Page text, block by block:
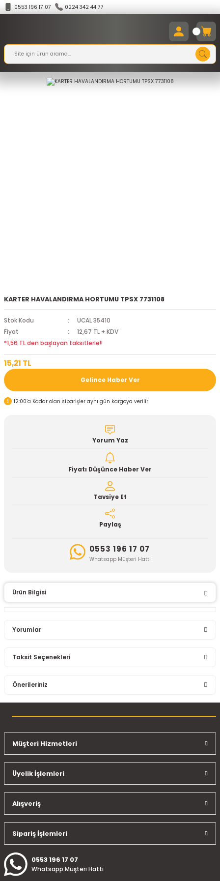
0553 196 17 07 0224 342 44 77
KARTER HAVALANDIRMA HORTUMU TPSX 7731108
Stok Kodu
UCAL 35410
Fiyat
12,67 TL + KDV
*1,56 TL den başlayan taksitlerle!!
15,21 TL
Gelince Haber Ver
12:00’a Kadar olan siparişler aynı gün kargoya verilir
Yorum Yaz
Fiyatı Düşünce Haber Ver
Tavsiye Et
Paylaş
0553 196 17 07
Whatsapp Müşteri Hattı
Ürün Bilgisi
Yorumlar
Taksit Seçenekleri
Önerileriniz
konularda yetersiz gördüğünüz noktaları öneri formunu
Ürün resmi kalitesiz, bozuk veya görüntülenemiyor.
Ürün açıklamasında eksik bilgiler bulunuyor.
Ürün fiyatı diğer sitelerden daha pahalı.
Bu ürüne benzer farklı alternatifler olmalı.
Müşteri Hizmetleri
Üyelik İşlemleri
Alışveriş
Sipariş İşlemleri
0553 196 17 07
Whatsapp Müşteri Hattı